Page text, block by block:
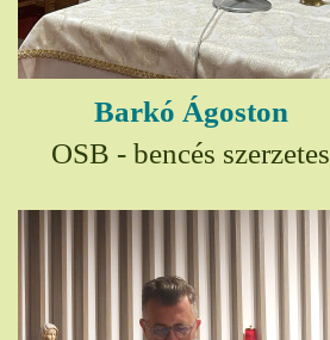
Barkó Ágoston
OSB - bencés szerzetes